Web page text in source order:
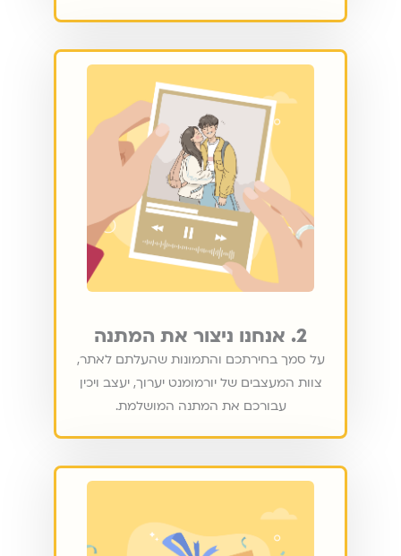
2. אנחנו ניצור את המתנה
על סמך בחירתכם והתמונות שהעלתם לאתר,
צוות המעצבים של יורמומנט יערוך, יעצב ויכין
עבורכם את המתנה המושלמת.